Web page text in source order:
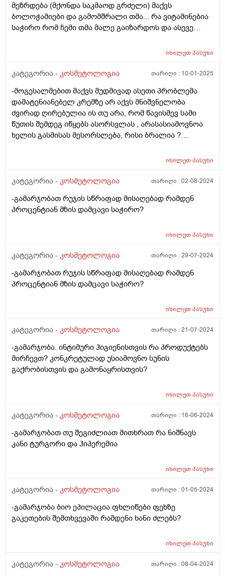
მეზრდება (მქონდა საკმაოდ გრძელი) მაქვს
ბოლოჭამიები და გამომშრალი თმა... რა ვიტამინებია
საჭირო რომ ჩემი თმა მალე გაიზარდოს და ასევე
ანუ რა პროდუქტი რის შემდეგ გამოვიყენო
ყველაფერს ვიყენებ მაგრამ სასურველ შედეგს ვერ
რომელიც თან ხსშრად მცვივა <3 ვარ 25 წლის,
მადლობა
იხილეთპასუხი
კატეგორია - კოსმეტოლოგია თარიღი : 10-01-2025
-მოგესალმებით მაქვს მუდმივად ასეთი პრობლემა
დამატენიანებელ კრემზე არ აქვს მნიშვნელობა
ძვირად ღირებულია ის თუ არა, რომ წავისმევ სამი
წუთის შემდეგ იწყებს ასორსვლას , არასასიამოვნოა
ხელის გასმისას მესორსლება, რისი ბრალია ?
იხილეთპასუხი
კატეგორია - კოსმეტოლოგია თარიღი :02-08-2024
-გამარჯობათ რუჯის სწრაფად მისაღებად რამდენ
პროცენტიან მზის დამცავი საჭირო?
იხილეთპასუხი
კატეგორია - კოსმეტოლოგია თარიღი :29-07-2024
-გამარჯობათ რუჯის სწრაფად მისაღებად რამდენ
პროცენტიან მზის დამცავი საჭირო?
იხილეთპასუხი
კატეგორია - კოსმეტოლოგია თარიღი :21-07-2024
-გამარჯობა. ინტიმური ჰიგიენისთვის რა პროდუქტებს
მირჩევთ? კონკრეტულად უსიამოვნო სუნის
გაქრობისთვის და გამონაყრისთვის?
იხილეთპასუხი
კატეგორია - კოსმეტოლოგია თარიღი : 16-06-2024
-გამარჯობათ თუ შეგიძლიათ მითხრათ რა ნიშნავს
კანი ტურგორი და ჰიპერემია
იხილეთპასუხი
კატეგორია - კოსმეტოლოგია თარიღი :01-05-2024
-გამარჯობა ბიო ეპილაცია ფხლიწები ფეხზე
გაკეთების შემთხვევაში რამდენი ხანი ძლებს?
იხილეთპასუხი
კატეგორია - კოსმეტოლოგია თარიღი :08-04-2024